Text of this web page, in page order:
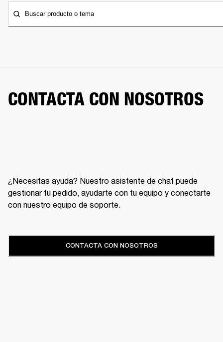
Buscar producto o tema
CONTACTA CON NOSOTROS
¿Necesitas ayuda? Nuestro asistente de chat puede
gestionar tu pedido, ayudarte con tu equipo y conectarte
con nuestro equipo de soporte.
CONTACTA CON NOSOTROS